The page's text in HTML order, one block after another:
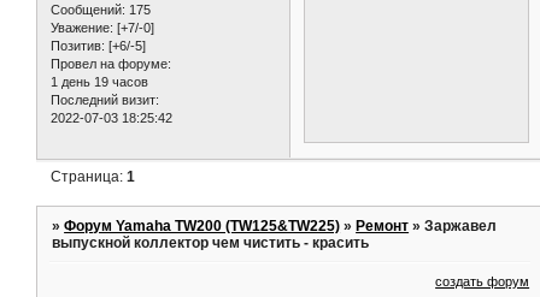
Сообщений: 175
Уважение: [+7/-0]
Позитив: [+6/-5]
Провел на форуме:
1 день 19 часов
Последний визит:
2022-07-03 18:25:42
Страница:1
»Форум Yamaha TW200 (TW125&TW225) » Ремонт »Заржавел
выпускной коллектор чем чистить - красить
создать форум